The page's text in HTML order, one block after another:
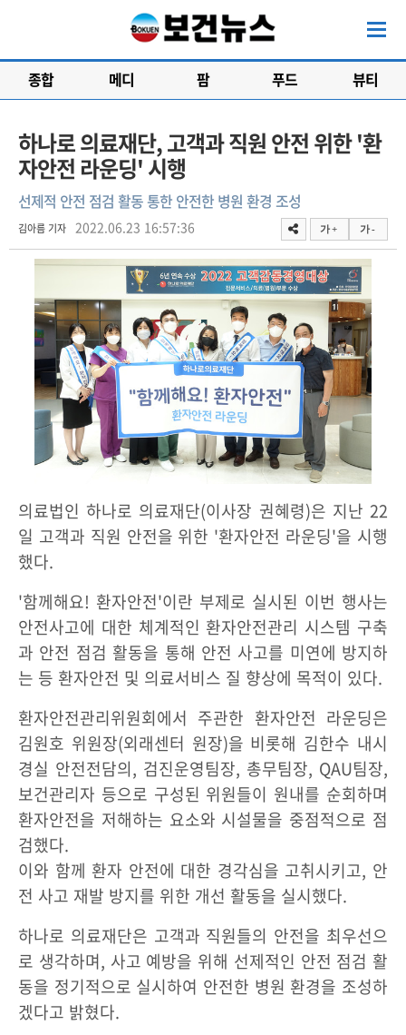
종합 메디 팜 푸드 뷰티
하나로 의료재단, 고객과 직원 안전 위한 '환
자안전 라운딩' 시행
선제적 안전 점검 활동 통한 안전한 병원 환경 조성
김아름 기자 2022.06.23 16:57:36 가 + 가 -
의료법인 하나로 의료재단(이사장 권혜령)은 지난 22
일 고객과 직원 안전을 위한 '환자안전 라운딩'을 시행
했다.
'함께해요! 환자안전'이란 부제로 실시된 이번 행사는
안전사고에 대한 체계적인 환자안전관리 시스템 구축
과 안전 점검 활동을 통해 안전 사고를 미연에 방지하
는 등 환자안전 및 의료서비스 질 향상에 목적이 있다.
환자안전관리위원회에서 주관한 환자안전 라운딩은
김원호 위원장(외래센터 원장)을 비롯해 김한수 내시
경실 안전전담의, 검진운영팀장, 총무팀장, QAU팀장,
보건관리자 등으로 구성된 위원들이 원내를 순회하며
환자안전을 저해하는 요소와 시설물을 중점적으로 점
검했다.
이와 함께 환자 안전에 대한 경각심을 고취시키고, 안
전 사고 재발 방지를 위한 개선 활동을 실시했다.
하나로 의료재단은 고객과 직원들의 안전을 최우선으
로 생각하며, 사고 예방을 위해 선제적인 안전 점검 활
동을 정기적으로 실시하여 안전한 병원 환경을 조성하
겠다고 밝혔다.